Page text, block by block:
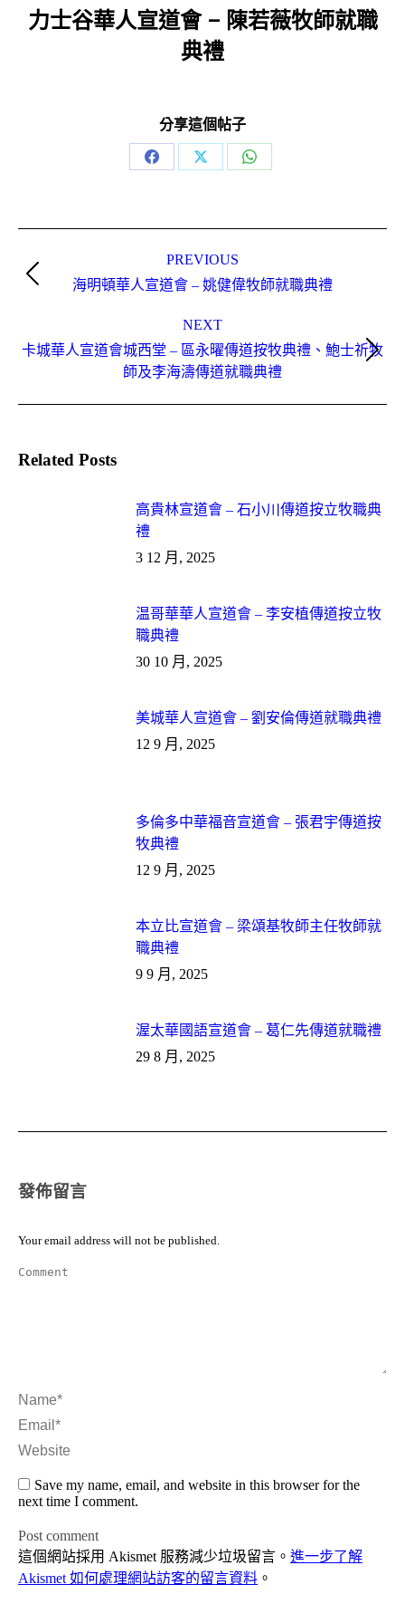
力士谷華人宣道會 – 陳若薇牧師就職
典禮
分享這個帖子
Share
Share
Share
navigation
PREVIOUS
Previous
post:
海明頓華人宣道會 – 姚健偉牧師就職典禮
NEXT
Next
post:
卡城華人宣道會城西堂 – 區永曜傳道按牧典禮、鮑士祈牧
師及李海濤傳道就職典禮
Related Posts
高貴林宣道會 – 石小川傳道按立牧職典
禮
3 12 月, 2025
温哥華華人宣道會 – 李安植傳道按立牧
職典禮
30 10 月, 2025
美城華人宣道會 – 劉安倫傳道就職典禮
12 9 月, 2025
多倫多中華福音宣道會 – 張君宇傳道按
牧典禮
12 9 月, 2025
本立比宣道會 – 梁頌基牧師主任牧師就
職典禮
9 9 月, 2025
渥太華國語宣道會 – 葛仁先傳道就職禮
29 8 月, 2025
發佈留言
Your email address will not be published.
Comment
Name *
Email *
Website
Save my name, email, and website in this browser for the
next time I comment.
Post comment
這個網站採用 Akismet 服務減少垃圾留言。 進一步了解
Akismet 如何處理網站訪客的留言資料 。